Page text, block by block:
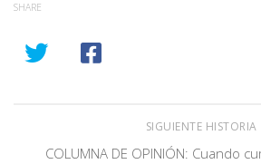
SHARE
SIGUIENTE HISTORIA
COLUMNA DE OPINIÓN: Cuando